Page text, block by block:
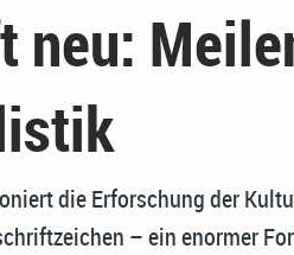
neu:
die Erforschung der
– ein enormer